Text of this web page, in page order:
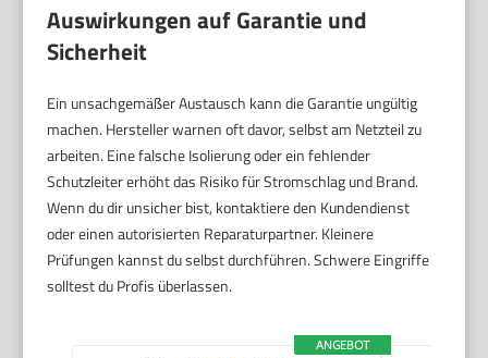
Auswirkungen auf Garantie und
Sicherheit
Ein unsachgemäßer Austausch kann die Garantie ungültig
machen. Hersteller warnen oft davor, selbst am Netzteil zu
arbeiten. Eine falsche Isolierung oder ein fehlender
Schutzleiter erhöht das Risiko für Stromschlag und Brand.
Wenn du dir unsicher bist, kontaktiere den Kundendienst
oder einen autorisierten Reparaturpartner. Kleinere
Prüfungen kannst du selbst durchführen. Schwere Eingriffe
solltest du Profis überlassen.
ANGEBOT